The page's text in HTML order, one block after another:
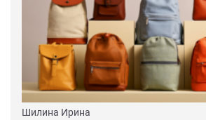
Шилина Ирина